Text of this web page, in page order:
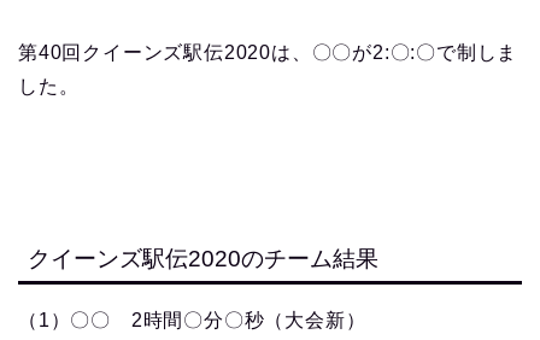
第40回クイーンズ駅伝2020は、〇〇が2:〇:〇で制しま
した。
クイーンズ駅伝2020のチーム結果
（1）〇〇 2時間〇分〇秒（大会新）